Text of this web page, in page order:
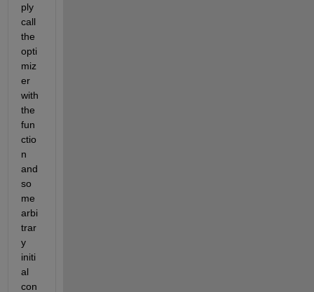
ply
call
the
opti
miz
er
with
the
fun
ctio
n
and
so
me
arbi
trar
y
initi
al
con